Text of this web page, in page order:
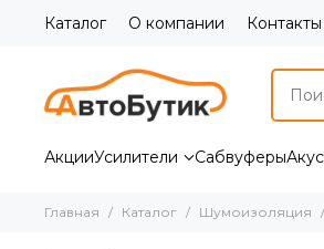
Каталог О компании Контакты
АкцииУсилители Сабвуферы
Главная Каталог Шумоизоляция